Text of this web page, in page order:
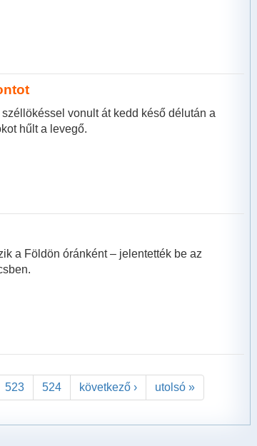
vonult át kedd késő délután a
hűlt a levegő.
a Földön óránként – jelentették be az
523 524 következő › utolsó »